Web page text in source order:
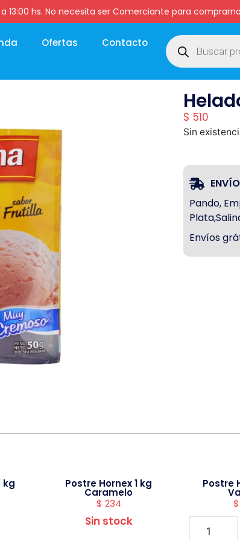
a 13:00 hs. No necesita ser Comerciante para
Ofertas Contacto
$ 510
Sin
Pando,
Envíos
kg Postre Hornex 1 kg
Caramelo
$ 234
Sin stock
Postre
$